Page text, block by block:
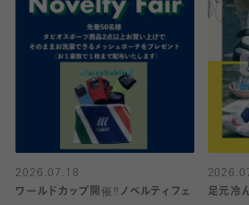
2026.07.18
ワールドカップ開催‼️ノベルティフェ
足元冷